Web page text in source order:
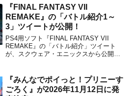
ースにじっくりと遊べるパズルゲームで
す。以下、任天堂公式サイ...
『FINAL FANTASY VII
REMAKE』の「バトル紹介1～
3」ツイートが公開！
PS4用ソフト『FINAL FANTASY VII
REMAKE』の「バトル紹介」ツイート
が、スクウェア・エニックスから公開さ
紹介】コマンドとアクションが融合した
バトルシステム。バトル中に〇ボタンで
コマンドメ...
『みんなでポイっと！プリニーす
ごろく』が2026年11月12日に発